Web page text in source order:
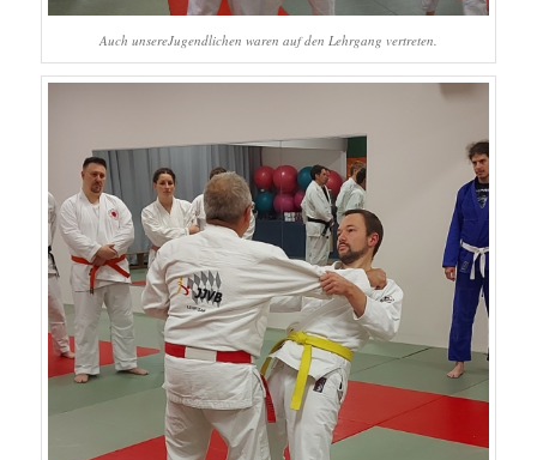
Auch unsereJugendlichen waren auf den Lehrgang vertreten.